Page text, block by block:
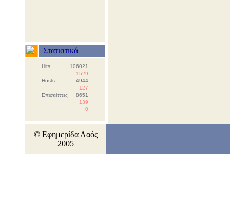
Στατιστικά
Hits
106021
1529
Hosts
4944
127
Επισκέπτες
8651
139
0
© Εφημερίδα Λαός
2005